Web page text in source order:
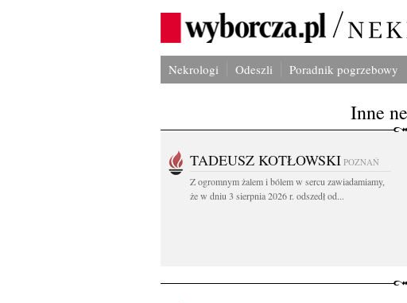
Nekrologi Odeszli Poradnik pogrzebowy
Inne
TADEUSZ KOTŁOWSKI POZNAŃ
Z ogromnym żalem i bólem w sercu zawiadamiamy,
że w dniu 3 sierpnia 2026 r. odszedł od...